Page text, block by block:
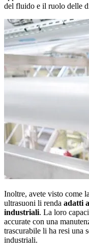
del fluido e il ruolo delle
Inoltre, avete visto come
ultrasuoni li renda adatti
industriali. La loro
accurate con una
trascurabile li ha resi una
industriali.